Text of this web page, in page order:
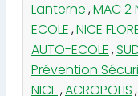
Lanterne,MAC 2
ECOLE,NICE
AUTO-ECOLE,
Prévention
NICE,ACROPOLIS,